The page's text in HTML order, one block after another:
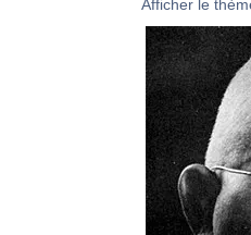
Afficher le